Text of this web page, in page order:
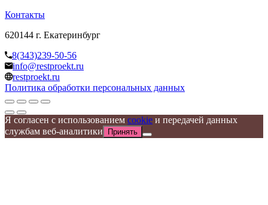
Контакты
620144 г. Екатеринбург
8(343)239-50-56
info@restproekt.ru
restproekt.ru
Политика обработки персональных данных
Я согласен с использованием cookie и передачей данных
службам веб-аналитики
Принять